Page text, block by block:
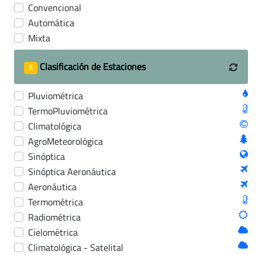
Convencional
Automática
Mixta
5 Clasificación de Estaciones
Pluviométrica
TermoPluviométrica
Climatológica
AgroMeteorológica
Sinóptica
Sinóptica Aeronáutica
Aeronáutica
Termométrica
Radiométrica
Cielométrica
Climatológica - Satelital